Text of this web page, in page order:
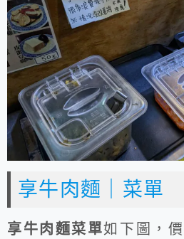
享牛肉麵｜菜單
享牛肉麵菜單如下圖，